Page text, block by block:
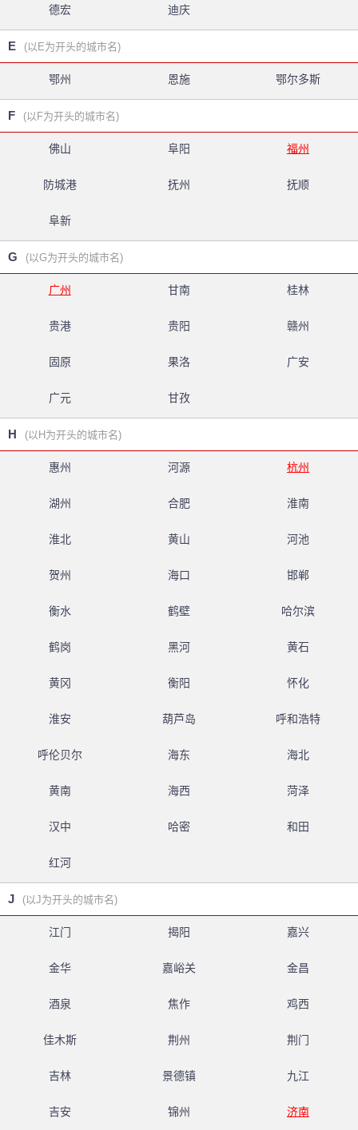
德宏 迪庆
E (以E为开头的城市名)
鄂州 恩施 鄂尔多斯
F (以F为开头的城市名)
佛山 阜阳 福州
防城港 抚州 抚顺
阜新
G (以G为开头的城市名)
广州 甘南 桂林
贵港 贵阳 赣州
固原 果洛 广安
广元 甘孜
H (以H为开头的城市名)
惠州 河源 杭州
湖州 合肥 淮南
淮北 黄山 河池
贺州 海口 邯郸
衡水 鹤壁 哈尔滨
鹤岗 黑河 黄石
黄冈 衡阳 怀化
淮安 葫芦岛 呼和浩特
呼伦贝尔 海东 海北
黄南 海西 菏泽
汉中 哈密 和田
红河
J (以J为开头的城市名)
江门 揭阳 嘉兴
金华 嘉峪关 金昌
酒泉 焦作 鸡西
佳木斯 荆州 荆门
吉林 景德镇 九江
吉安 锦州 济南